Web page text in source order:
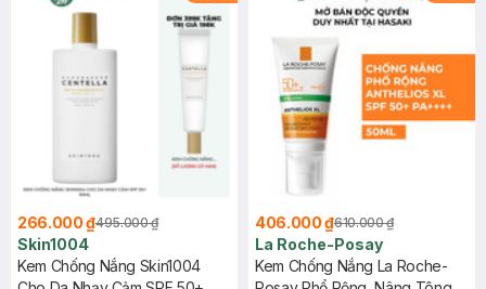
266.000 ₫495.000 ₫
Skin1004
Kem Chống Nắng Skin1004
406.000 ₫610.000 ₫
La Roche-Posay
Kem Chống Nắng La Roche-